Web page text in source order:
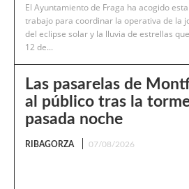
El Ayuntamiento de Fraga ha acogido
trabajo para coordinar la operativa de la
del eclipse solar y la lluvia de estrellas
12 de...
Las pasarelas de
al público tras la
pasada noche
RIBAGORZA 07/08/2026